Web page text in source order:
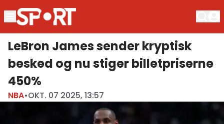
LeBron James sender kryptisk
besked og nu stiger billetpriserne
450%
NBA•OKT. 07 2025, 13:57